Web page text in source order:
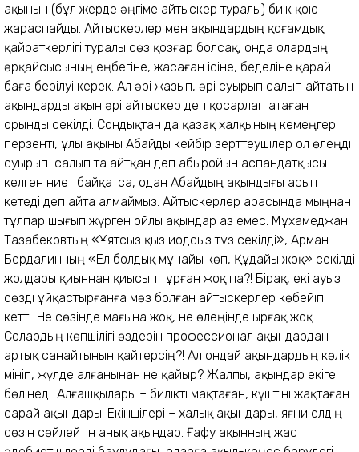
ақынын (бұл жерде әңгіме айтыскер туралы) биік қою
жараспайды. Айтыскерлер мен ақындардың қоғамдық
қайраткерлігі туралы сөз қозғар болсақ, онда олардың
әрқайсысының еңбегіне, жасаған ісіне, беделіне қарай
баға берілуі керек. Ал әрі жазып, әрі суырып салып айтатын
ақындарды ақын әрі айтыскер деп қосарлап атаған
орынды секілді. Сондықтан да қазақ халқының кемеңгер
перзенті, ұлы ақыны Абайды кейбір зерттеушілер ол өлеңді
суырып-салып та айтқан деп абыройын аспандатқысы
келген ниет байқатса, одан Абайдың ақындығы асып
кетеді деп айта алмаймыз. Айтыскерлер арасында мыңнан
тұлпар шығып жүрген ойлы ақындар аз емес. Мұхамеджан
Тазабековтың «Ұятсыз қыз иодсыз тұз секілді», Арман
Бердалинның «Ел болдық мұнайы көп, Құдайы жоқ» секілді
жолдары қиыннан қиысып тұрған жоқ па?! Бірақ, екі ауыз
сөзді ұйқастырғанға мәз болған айтыскерлер көбейіп
кетті. Не сөзінде мағына жоқ, не өлеңінде ырғақ жоқ.
Солардың көпшілігі өздерін профессионал ақындардан
артық санайтынын қайтерсің?! Ал ондай ақындардың көлік
мініп, жүлде алғанынан не қайыр? Жалпы, ақындар екіге
бөлінеді. Алғашқылары – билікті мақтаған, күштіні жақтаған
сарай ақындары. Екіншілері – халық ақындары, яғни елдің
сөзін сөйлейтін анық ақындар. Ғафу ақынның жас